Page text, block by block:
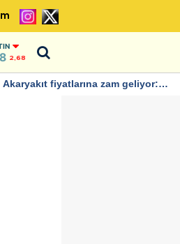
2,68
Akaryakıt fiyatlarına zam geliyor: